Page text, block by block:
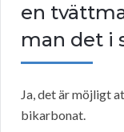
en
man det i
Ja, det är möjligt
bikarbonat.